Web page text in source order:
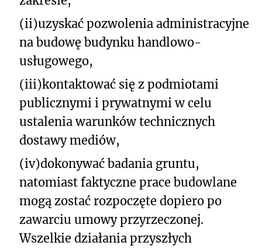
(ii)uzyskać pozwolenia administracyjne
na budowę budynku handlowo-
usługowego,
(iii)kontaktować się z podmiotami
publicznymi i prywatnymi w celu
ustalenia warunków technicznych
dostawy mediów,
(iv)dokonywać badania gruntu,
natomiast faktyczne prace budowlane
mogą zostać rozpoczęte dopiero po
zawarciu umowy przyrzeczonej.
Wszelkie działania przyszłych